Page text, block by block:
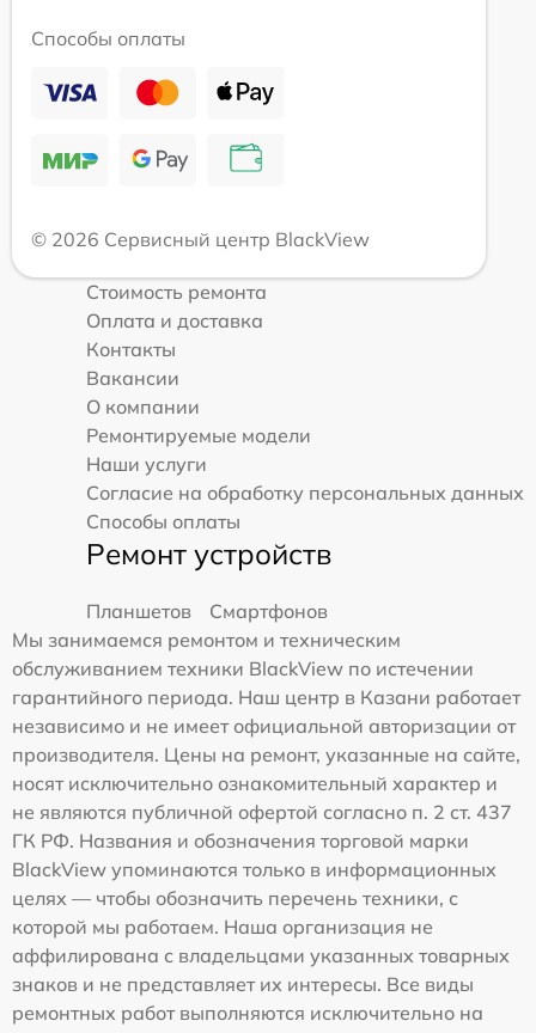
Способы оплаты
© 2026 Сервисный центр BlackView
Стоимость ремонта
Оплата и доставка
Контакты
Вакансии
О компании
Ремонтируемые модели
Наши услуги
Согласие на обработку персональных данных
Способы оплаты
Ремонт устройств
Планшетов
Смартфонов
Мы занимаемся ремонтом и техническим
обслуживанием техники BlackView по истечении
гарантийного периода. Наш центр в Казани работает
независимо и не имеет официальной авторизации от
производителя. Цены на ремонт, указанные на сайте,
носят исключительно ознакомительный характер и
не являются публичной офертой согласно п. 2 ст. 437
ГК РФ. Названия и обозначения торговой марки
BlackView упоминаются только в информационных
целях — чтобы обозначить перечень техники, с
которой мы работаем. Наша организация не
аффилирована с владельцами указанных товарных
знаков и не представляет их интересы. Все виды
ремонтных работ выполняются исключительно на